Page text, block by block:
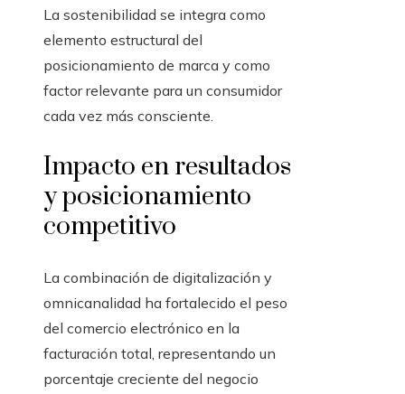
La sostenibilidad se integra como
elemento estructural del
posicionamiento de marca y como
factor relevante para un consumidor
cada vez más consciente.
Impacto en resultados
y posicionamiento
competitivo
La combinación de digitalización y
omnicanalidad ha fortalecido el peso
del comercio electrónico en la
facturación total, representando un
porcentaje creciente del negocio